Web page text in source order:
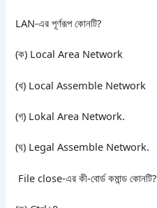
LAN-এর পূর্ণরূপ কোনটি?
(ক) Local Area Network
(খ) Local Assemble Network
(গ) Lokal Area Network.
(ঘ) Legal Assemble Network.
File close-এর কী-বোর্ড কমান্ড কোনটি?